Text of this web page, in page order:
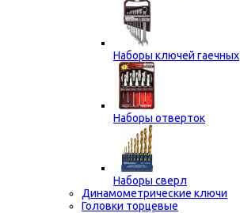
Наборы ключей гаечных
Наборы отверток
Наборы сверл
Динамометрические ключи
Головки торцевые